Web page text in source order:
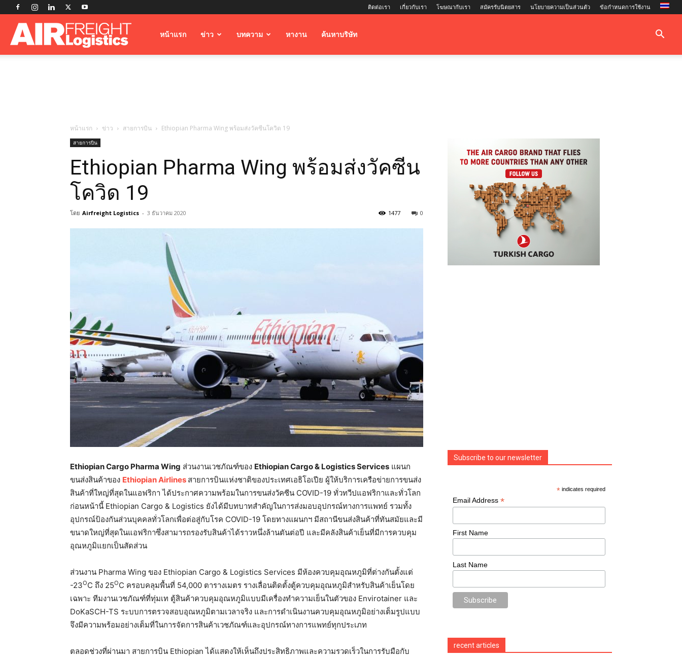
ติดต่อเรา เกี่ยวกับเรา โฆษณากับเรา สมัครรับนิตยสาร นโยบายความเป็นส่วนตัว ข้อกำหนดการใช้งาน
Airfreightหน้าแรก ข่าว บทความ หางาน ค้นหาบริษัท
หน้าแรก ข่าว สายการบิน Ethiopian Pharma Wing พร้อมส่งวัคซีนโควิด 19
สายการบิน
Ethiopian Pharma Wing พร้อมส่งวัคซีน
โควิด 19
โดย Airfreight Logistics - 3 ธันวาคม 2020 0
1477
Ethiopian Cargo Pharma Wing ส่วนงานเวชภัณฑ์ของ Ethiopian Cargo & Logistics Services แผนก
ขนส่งสินค้าของ Ethiopian Airlines สายการบินแห่งชาติของประเทศเอธิโอเปีย ผู้ให้บริการเครือข่ายการขนส่ง
สินค้าที่ใหญ่ที่สุดในแอฟริกา ได้ประกาศความพร้อมในการขนส่งวัคซีน COVID-19 ทั่วทวีปแอฟริกาและทั่วโลก
ก่อนหน้านี้ Ethiopian Cargo & Logistics ยังได้มีบทบาทสำคัญในการส่งมอบอุปกรณ์ทางการแพทย์ รวมทั้ง
อุปกรณ์ป้องกันส่วนบุคคลทั่วโลกเพื่อต่อสู่กับโรค COVID-19 โดยทางแผนกฯ มีสถานีขนส่งสินค้าที่ทันสมัยและมี
ขนาดใหญ่ที่สุดในแอฟริกาซึ่งสามารถรองรับสินค้าได้ราวหนึ่งล้านตันต่อปี และมีคลังสินค้าเย็นที่มีการควบคุม
อุณหภูมิแยกเป็นสัดส่วน
ส่วนงาน Pharma Wing ของ Ethiopian Cargo & Logistics Services มีห้องควบคุมอุณหภูมิที่ต่างกันตั้งแต่
-23OC ถึง 25OC ครอบคลุมพื้นที่ 54,000 ตารางเมตร รางเลื่อนติดตั้งตู้ควบคุมอุณหภูมิสำหรับสินค้าเย็นโดย
เฉพาะ ทีมงานเวชภัณฑ์ที่ทุ่มเท ตู้สินค้าควบคุมอุณหภูมิแบบมีเครื่องทำความเย็นในตัวของ Envirotainer และ
DoKaSCH-TS ระบบการตรวจสอบอุณหภูมิตามเวลาจริง และการดำเนินงานควบคุมอุณหภูมิอย่างเต็มรูปแบบ
จึงมีความพร้อมอย่างเต็มที่ในการจัดการสินค้าเวชภัณฑ์และอุปกรณ์ทางการแพทย์ทุกประเภท
ตลอดช่วงที่ผ่านมา สายการบิน Ethiopian ได้แสดงให้เห็นถึงประสิทธิภาพและความรวดเร็วในการรับมือกับ
Subscribe to our newsletter
* indicates required
Email Address *
First Name
Last Name
recent articles